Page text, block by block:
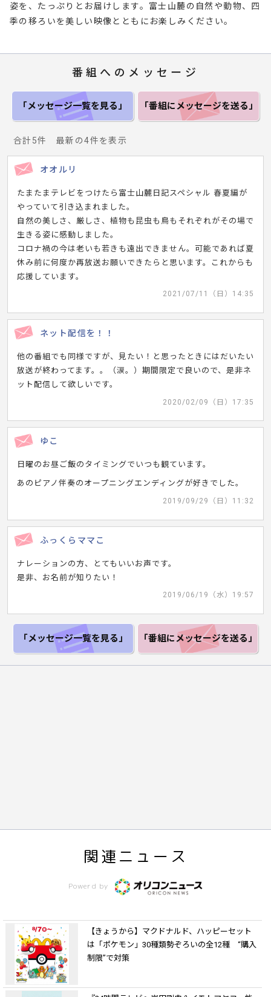
姿を、たっぷりとお届けします。富士山麓の自然や動物、四
季の移ろいを美しい映像とともにお楽しみください。
番組へのメッセージ
「メッセージ一覧を見る」 「番組にメッセージを送る」
合計5件 最新の4件を表示
オオルリ
たまたまテレビをつけたら富士山麓日記スペシャル 春夏編が
やっていて引き込まれました。
自然の美しさ、厳しさ、植物も昆虫も鳥もそれぞれがその場で
生きる姿に感動しました。
コロナ禍の今は老いも若きも遠出できません。可能であれば夏
休み前に何度か再放送お願いできたらと思います。これからも
応援しています。
2021/07/11（日）14:35
ネット配信を！！
他の番組でも同様ですが、見たい！と思ったときにはだいたい
放送が終わってます。。（涙。）期間限定で良いので、是非ネ
ット配信して欲しいです。
2020/02/09（日）17:35
ゆこ
日曜のお昼ご飯のタイミングでいつも観ています。
あのピアノ伴奏のオープニングエンディングが好きでした。
2019/09/29（日）11:32
ふっくらママこ
ナレーションの方、とてもいいお声です。
是非、お名前が知りたい！
2019/06/19（水）19:57
「メッセージ一覧を見る」 「番組にメッセージを送る」
関連ニュース
Powerd by
【きょうから】マクドナルド、ハッピーセット
は「ポケモン」30種類勢ぞろいの全12種 “購入
制限”で対策